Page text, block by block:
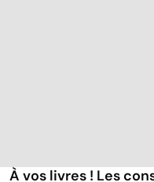
À vos livres ! Les